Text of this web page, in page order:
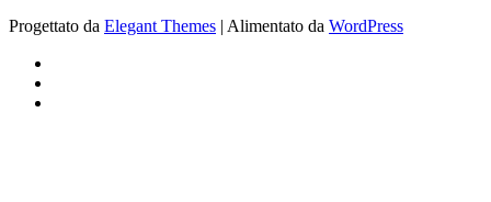
Progettato da Elegant Themes | Alimentato da WordPress